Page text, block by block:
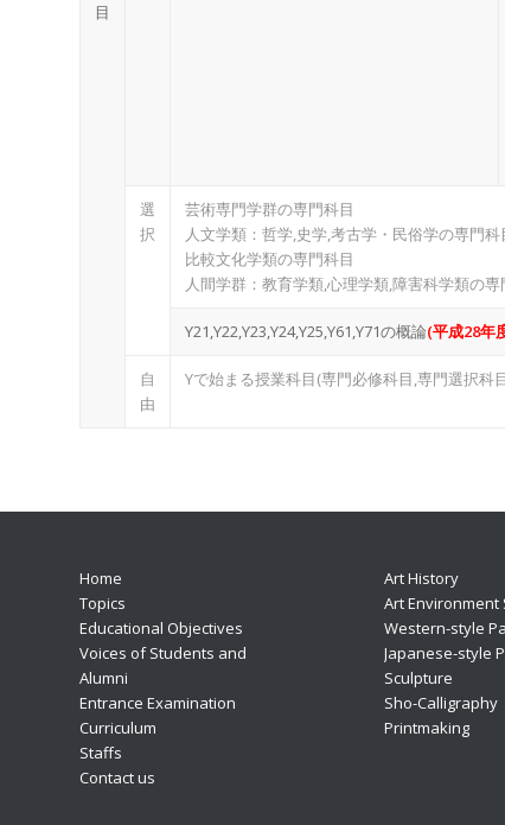
目
選
択
芸術専門学群の専門科目
人文学類：哲学,史学,考古学・民俗学の専門科
比較文化学類の専門科目
人間学群：教育学類,心理学類,障害科学類の専
Y21,Y22,Y23,Y24,Y25,Y61,Y71の概論(平成28年
自
由
Yで始まる授業科目(専門必修科目,専門選択科
Home
Topics
Educational Objectives
Voices of Students and
Alumni
Entrance Examination
Curriculum
Staffs
Contact us
Art History
Art Environment
Western-style
Japanese-style
Sculpture
Sho-Calligraphy
Printmaking